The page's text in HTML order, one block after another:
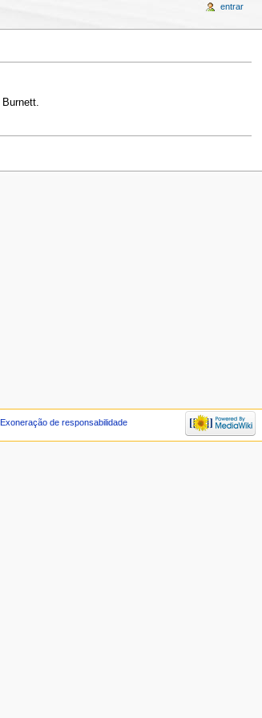
entrar
Exoneração de responsabilidade